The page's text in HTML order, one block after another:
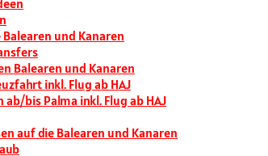
Balearen und Kanaren
Balearen und Kanaren
inkl. Flug ab HAJ
bis Palma inkl. Flug ab HAJ
auf die Balearen und Kanaren